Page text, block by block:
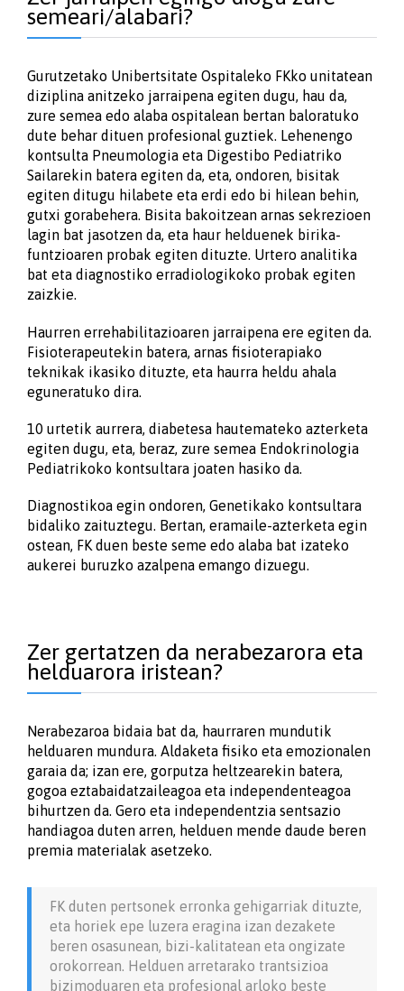
semeari/alabari?
Gurutzetako Unibertsitate Ospitaleko FKko unitatean
diziplina anitzeko jarraipena egiten dugu, hau da,
zure semea edo alaba ospitalean bertan baloratuko
dute behar dituen profesional guztiek. Lehenengo
kontsulta Pneumologia eta Digestibo Pediatriko
Sailarekin batera egiten da, eta, ondoren, bisitak
egiten ditugu hilabete eta erdi edo bi hilean behin,
gutxi gorabehera. Bisita bakoitzean arnas sekrezioen
lagin bat jasotzen da, eta haur helduenek birika-
funtzioaren probak egiten dituzte. Urtero analitika
bat eta diagnostiko erradiologikoko probak egiten
zaizkie.
Haurren errehabilitazioaren jarraipena ere egiten da.
Fisioterapeutekin batera, arnas fisioterapiako
teknikak ikasiko dituzte, eta haurra heldu ahala
eguneratuko dira.
10 urtetik aurrera, diabetesa hautemateko azterketa
egiten dugu, eta, beraz, zure semea Endokrinologia
Pediatrikoko kontsultara joaten hasiko da.
Diagnostikoa egin ondoren, Genetikako kontsultara
bidaliko zaituztegu. Bertan, eramaile-azterketa egin
ostean, FK duen beste seme edo alaba bat izateko
aukerei buruzko azalpena emango dizuegu.
Zer gertatzen da nerabezarora eta
helduarora iristean?
Nerabezaroa bidaia bat da, haurraren mundutik
helduaren mundura. Aldaketa fisiko eta emozionalen
garaia da; izan ere, gorputza heltzearekin batera,
gogoa eztabaidatzaileagoa eta independenteagoa
bihurtzen da. Gero eta independentzia sentsazio
handiagoa duten arren, helduen mende daude beren
premia materialak asetzeko.
FK duten pertsonek erronka gehigarriak dituzte,
eta horiek epe luzera eragina izan dezakete
beren osasunean, bizi-kalitatean eta ongizate
orokorrean. Helduen arretarako trantsizioa
bizimoduaren eta profesional arloko beste